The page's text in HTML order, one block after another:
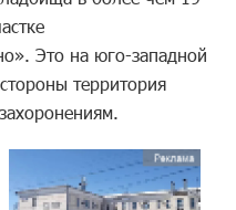
Это на юго-западной
территория